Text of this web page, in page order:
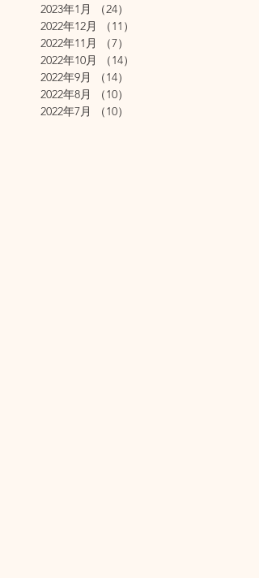
2023年1月
（24）
2022年12月
（11）
2022年11月
（7）
2022年10月
（14）
2022年9月
（14）
2022年8月
（10）
2022年7月
（10）